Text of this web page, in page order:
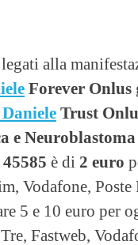
alla
Forever Onlus
Trust
e
45585 è di 2 euro
Vodafone,
5 e 10 euro per
Fastweb,